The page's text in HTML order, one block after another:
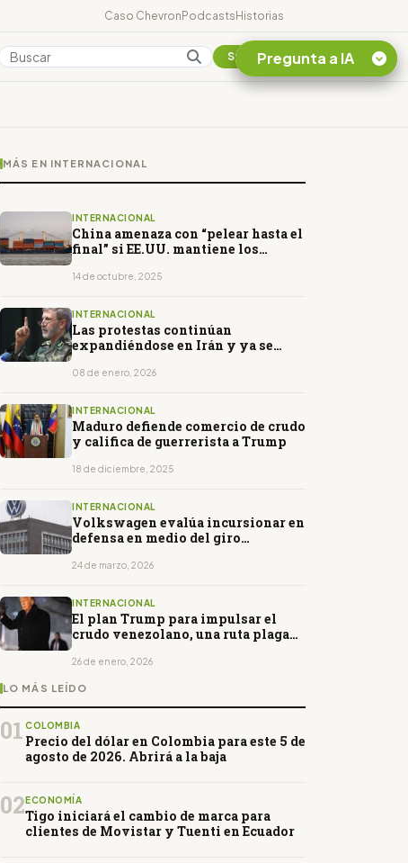
Caso ChevronPodcastsHistorias
Colombia Suscribirse
MÁS EN INTERNACIONAL
INTERNACIONAL
China amenaza con “pelear hasta el
final” si EE.UU. mantiene los
14 de octubre, 2025
INTERNACIONAL
Las protestas continúan
expandiéndose en Irán y ya se
08 de enero, 2026
INTERNACIONAL
Maduro defiende comercio de crudo
y califica de guerrerista a Trump
18 de diciembre, 2025
INTERNACIONAL
Volkswagen evalúa incursionar en
defensa en medio del giro
24 de marzo, 2026
INTERNACIONAL
El plan Trump para impulsar el
crudo venezolano, una ruta plagada
26 de enero, 2026
LO MÁS LEÍDO
01 COLOMBIA
Precio del dólar en Colombia para este 5 de
agosto de 2026. Abrirá a la baja
02 ECONOMÍA
Tigo iniciará el cambio de marca para
clientes de Movistar y Tuenti en Ecuador
Pregunta a IA
¿En que consiste la